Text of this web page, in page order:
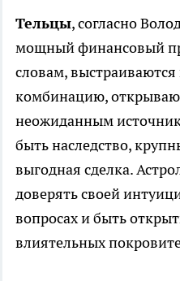
Тельцы, согласно
мощный финансовый
словам,
комбинацию,
неожиданным
быть наследство,
выгодная сделка.
доверять своей
вопросах и быть
влиятельных